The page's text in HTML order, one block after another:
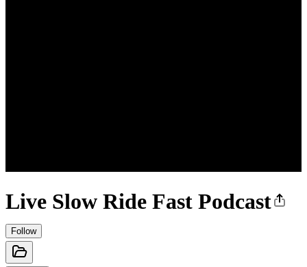
Live Slow Ride Fast Podcast
Follow